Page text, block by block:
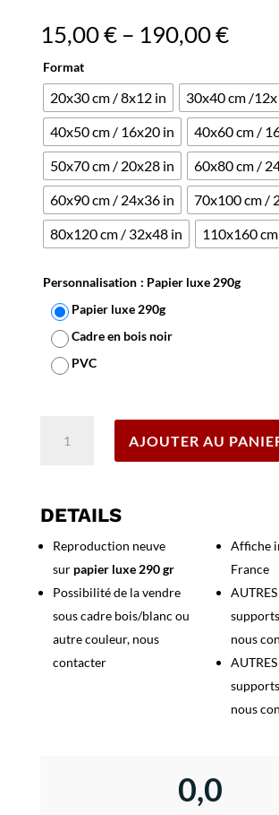
15,00€– 190,00€
Format
20x30 cm / 8x12 in
30x40 cm /
40x50 cm / 16x20 in
40x60 cm /
50x70 cm / 20x28 in
60x80 cm /
60x90 cm / 24x36 in
70x100 cm /
80x120 cm / 32x48 in
110x160
Personnalisation : Papier luxe 290g
Papier luxe 290g
Cadre en bois noir
PVC
de
AJOUTER AU
DETAILS
Reproduction neuve
sur papier luxe 290 gr
Possibilité de la vendre
sous cadre bois/blanc ou
autre couleur, nous
contacter
Affiche
France
nous
nous
0,0